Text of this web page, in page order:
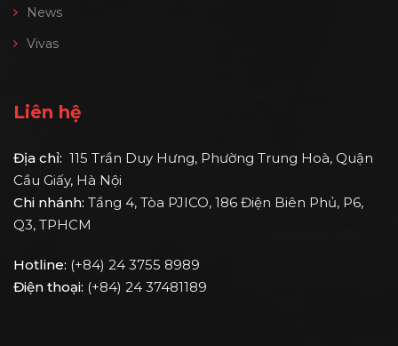
News
Vivas
Liên hệ
Địa chỉ: 115 Trần Duy Hưng, Phường Trung Hoà, Quận
Cầu Giấy, Hà Nội
Chi nhánh: Tầng 4, Tòa PJICO, 186 Điện Biên Phủ, P6,
Q3, TPHCM
Hotline: (+84) 24 3755 8989
Điện thoại: (+84) 24 37481189